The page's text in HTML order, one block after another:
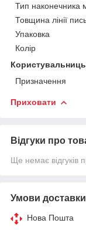
Тип наконечника
Товщина лінії
Упаковка
Колір
Призначення
Приховати
Відгуки про
Ще немає відгуків
Умови доставки
Нова Пошта